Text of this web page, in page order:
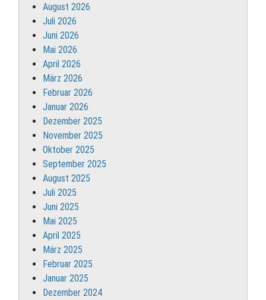
August 2026
Juli 2026
Juni 2026
Mai 2026
April 2026
März 2026
Februar 2026
Januar 2026
Dezember 2025
November 2025
Oktober 2025
September 2025
August 2025
Juli 2025
Juni 2025
Mai 2025
April 2025
März 2025
Februar 2025
Januar 2025
Dezember 2024